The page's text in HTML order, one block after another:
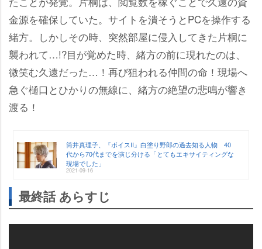
金源を確保していた。サイトを潰そうとPCを操作する
緒方。しかしその時、突然部屋に侵入してきた片桐に
襲われて…!?目が覚めた時、緒方の前に現れたのは、
微笑む久遠だった…！再び狙われる仲間の命！現場へ
急ぐ樋口とひかりの無線に、緒方の絶望の悲鳴が響き
渡る！
筒井真理子、『ボイスII』白塗り野郎の過去知る人物 40
代から70代までを演じ分ける「とてもエキサイティングな
現場でした」
2021-09-16
最終話 あらすじ